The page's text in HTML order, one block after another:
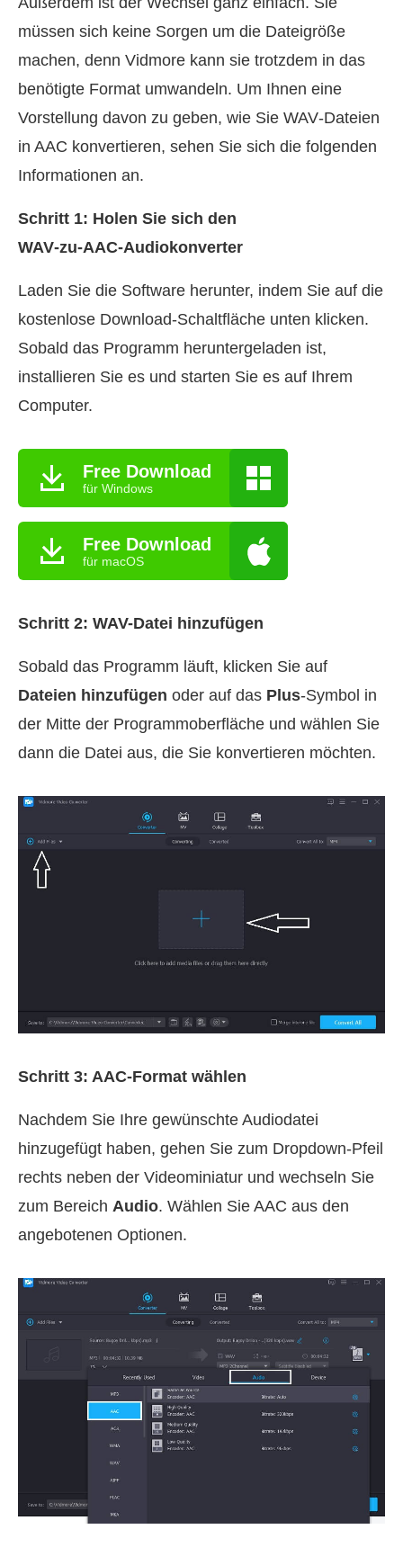
müssen sich keine Sorgen um die Dateigröße
machen, denn Vidmore kann sie trotzdem in das
benötigte Format umwandeln. Um Ihnen eine
Vorstellung davon zu geben, wie Sie WAV‑Dateien
in AAC konvertieren, sehen Sie sich die folgenden
Informationen an.
Schritt 1: Holen Sie sich den
WAV‑zu‑AAC‑Audiokonverter
Laden Sie die Software herunter, indem Sie auf die
kostenlose Download‑Schaltfläche unten klicken.
Sobald das Programm heruntergeladen ist,
installieren Sie es und starten Sie es auf Ihrem
Computer.
Free Download
für Windows
Free Download
für macOS
Schritt 2: WAV-Datei hinzufügen
Sobald das Programm läuft, klicken Sie auf
Dateien hinzufügen oder auf das Plus-Symbol in
der Mitte der Programmoberfläche und wählen Sie
dann die Datei aus, die Sie konvertieren möchten.
Schritt 3: AAC‑Format wählen
Nachdem Sie Ihre gewünschte Audiodatei
hinzugefügt haben, gehen Sie zum Dropdown‑Pfeil
rechts neben der Videominiatur und wechseln Sie
zum Bereich Audio. Wählen Sie AAC aus den
angebotenen Optionen.